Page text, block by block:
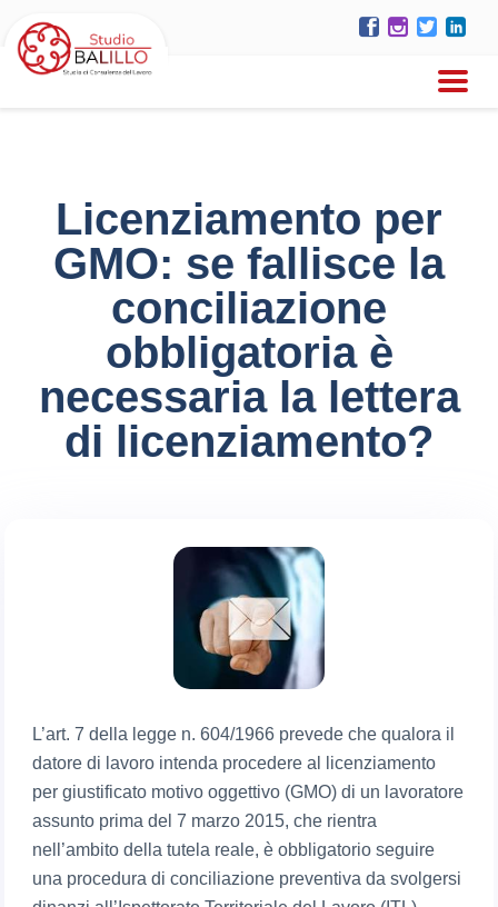
Licenziamento per
GMO: se fallisce la
conciliazione
obbligatoria è
necessaria la lettera
di licenziamento?
L’art. 7 della legge n. 604/1966 prevede che qualora il
datore di lavoro intenda procedere al licenziamento
per giustificato motivo oggettivo (GMO) di un lavoratore
assunto prima del 7 marzo 2015, che rientra
nell’ambito della tutela reale, è obbligatorio seguire
una procedura di conciliazione preventiva da svolgersi